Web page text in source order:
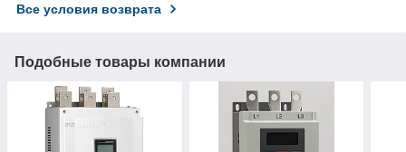
Все условия возврата
Подобные товары компании